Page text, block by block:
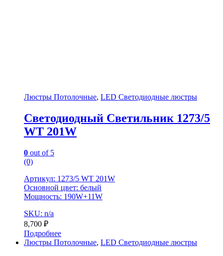
Люстры Потолочные, LED Светодиодные люстры
Светодиодный Светильник 1273/5
WT 201W
0 out of 5
(0)
Артикул: 1273/5 WT 201W
Основной цвет: белый
Мощность: 190W+11W
SKU: n/a
8,700 ₽
Подробнее
Люстры Потолочные, LED Светодиодные люстры